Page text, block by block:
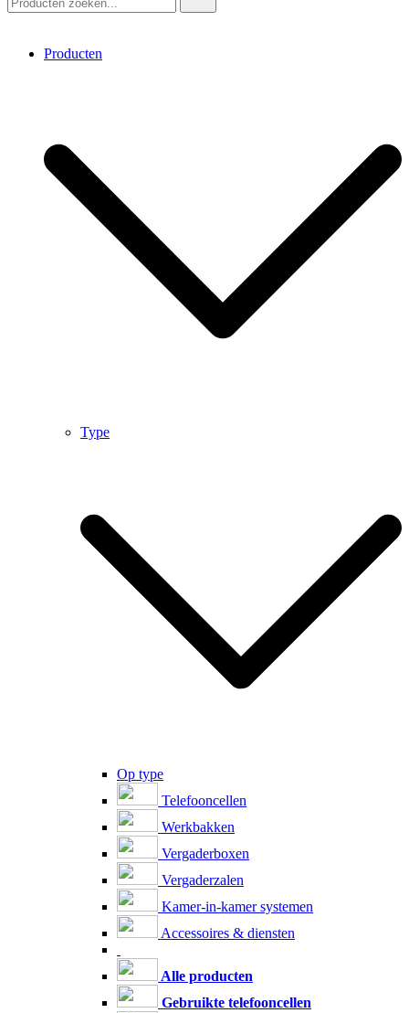
Producten
Type
Op type
Telefooncellen
Werkbakken
Vergaderboxen
Vergaderzalen
Kamer-in-kamer systemen
Accessoires & diensten
Alle producten
Gebruikte telefooncellen